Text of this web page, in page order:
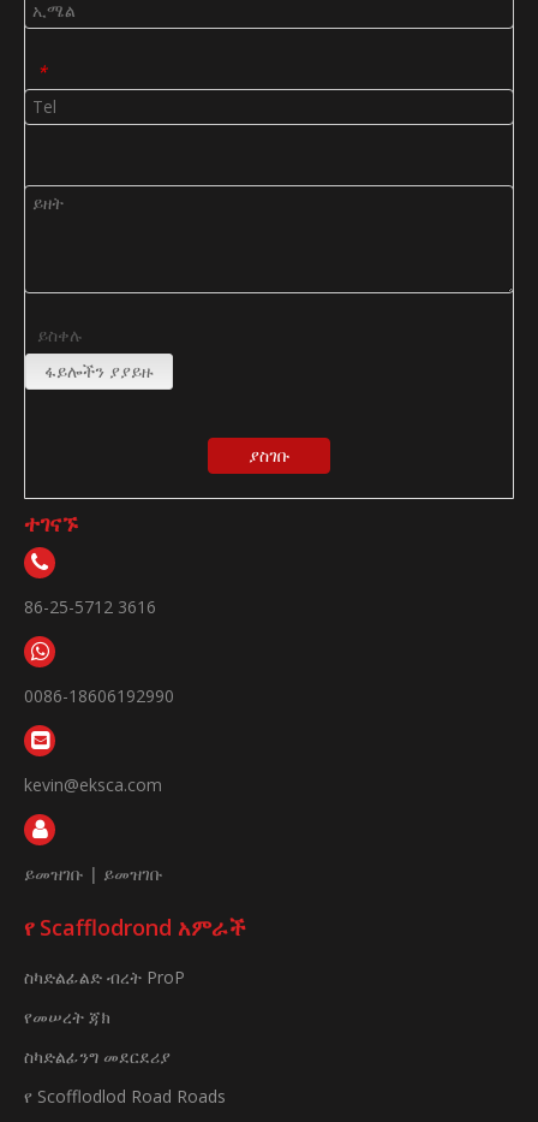
*
ይስቀሉ
ፋይሎችን ያያይዙ
ያስገቡ
ተገናኙ
86-25-5712 3616
0086-18606192990
kevin@eksca.com
ይመዝገቡ | ይመዝገቡ
የ Scafflodrond አምራች
ስካድልፊልድ ብረት ProP
የመሠረት ጃክ
ስካድልፊንግ መደርደሪያ
የ Scofflodlod Road Roads